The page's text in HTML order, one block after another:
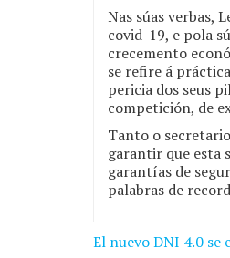
Nas súas verbas,
covid-19, e pola
crecemento
se refire á
pericia dos seus
competición, de
Tanto o
garantir que esta
garantías de
palabras de
El nuevo DNI 4.0 se